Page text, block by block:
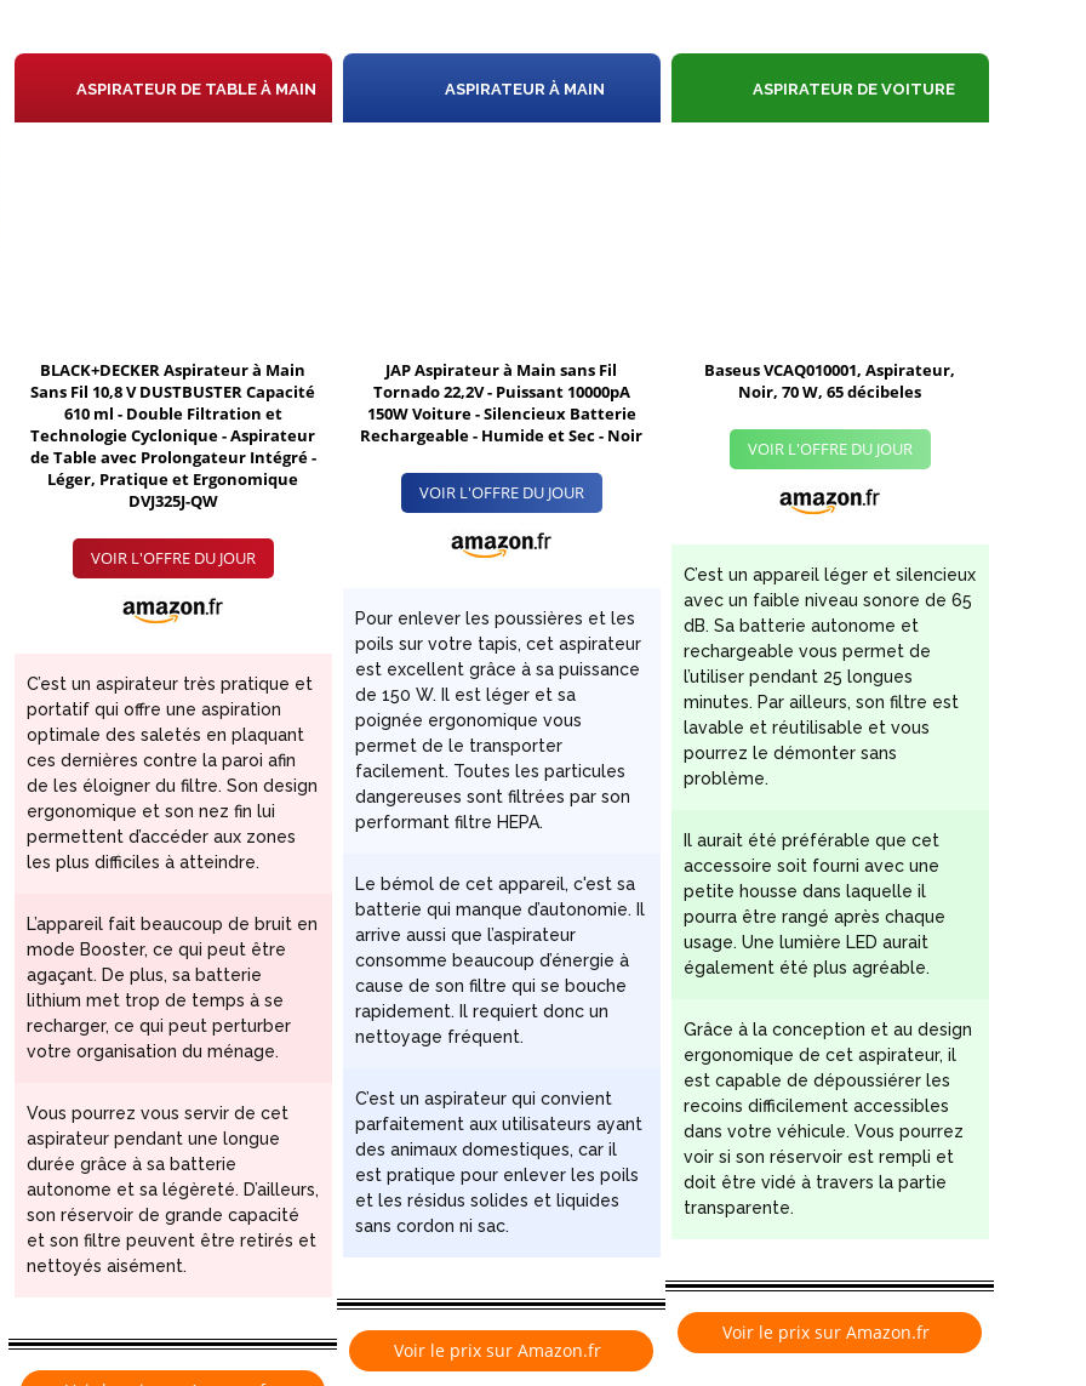
ASPIRATEUR DE TABLE À MAIN
BLACK+DECKER Aspirateur à Main
Sans Fil 10,8 V DUSTBUSTER Capacité
610 ml - Double Filtration et
Technologie Cyclonique - Aspirateur
de Table avec Prolongateur Intégré -
Léger, Pratique et Ergonomique
DVJ325J-QW
VOIR L'OFFRE DU JOUR
C’est un aspirateur très pratique et
portatif qui offre une aspiration
optimale des saletés en plaquant
ces dernières contre la paroi afin
de les éloigner du filtre. Son design
ergonomique et son nez fin lui
permettent d’accéder aux zones
les plus difficiles à atteindre.
L’appareil fait beaucoup de bruit en
mode Booster, ce qui peut être
agaçant. De plus, sa batterie
lithium met trop de temps à se
recharger, ce qui peut perturber
votre organisation du ménage.
Vous pourrez vous servir de cet
aspirateur pendant une longue
durée grâce à sa batterie
autonome et sa légèreté. D’ailleurs,
son réservoir de grande capacité
et son filtre peuvent être retirés et
nettoyés aisément.
ASPIRATEUR À MAIN
JAP Aspirateur à Main sans Fil
Tornado 22,2V - Puissant 10000pA
150W Voiture - Silencieux Batterie
Rechargeable - Humide et Sec - Noir
VOIR L'OFFRE DU JOUR
Pour enlever les poussières et les
poils sur votre tapis, cet aspirateur
est excellent grâce à sa puissance
de 150 W. Il est léger et sa
poignée ergonomique vous
permet de le transporter
facilement. Toutes les particules
dangereuses sont filtrées par son
performant filtre HEPA.
Le bémol de cet appareil, c'est sa
batterie qui manque d’autonomie. Il
arrive aussi que l’aspirateur
consomme beaucoup d’énergie à
cause de son filtre qui se bouche
rapidement. Il requiert donc un
nettoyage fréquent.
C’est un aspirateur qui convient
parfaitement aux utilisateurs ayant
des animaux domestiques, car il
est pratique pour enlever les poils
et les résidus solides et liquides
sans cordon ni sac.
Voir le prix sur Amazon.fr
ASPIRATEUR DE VOITURE
Baseus VCAQ010001, Aspirateur,
Noir, 70 W, 65 décibeles
VOIR L'OFFRE DU JOUR
C’est un appareil léger et silencieux
avec un faible niveau sonore de 65
dB. Sa batterie autonome et
rechargeable vous permet de
l’utiliser pendant 25 longues
minutes. Par ailleurs, son filtre est
lavable et réutilisable et vous
pourrez le démonter sans
problème.
Il aurait été préférable que cet
accessoire soit fourni avec une
petite housse dans laquelle il
pourra être rangé après chaque
usage. Une lumière LED aurait
également été plus agréable.
Grâce à la conception et au design
ergonomique de cet aspirateur, il
est capable de dépoussiérer les
recoins difficilement accessibles
dans votre véhicule. Vous pourrez
voir si son réservoir est rempli et
doit être vidé à travers la partie
transparente.
Voir le prix sur Amazon.fr